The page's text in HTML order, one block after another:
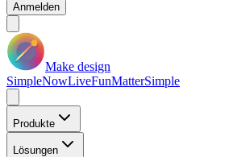
Anmelden
Make design
SimpleNowLiveFunMatterSimple
Produkte
Lösungen